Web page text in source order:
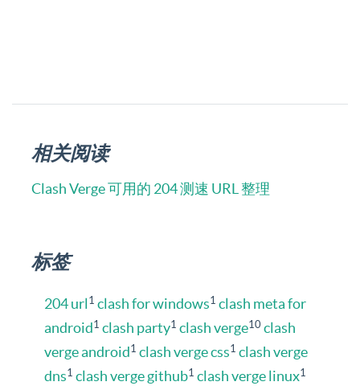
相关阅读
Clash Verge 可用的 204 测速 URL 整理
标签
204 url 1 clash for windows1 clash meta for
android1 clash party1 clash verge10 clash
verge android1 clash verge css1 clash verge
dns1 clash verge github1 clash verge linux1